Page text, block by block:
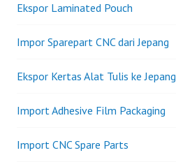
Ekspor Laminated Pouch
Impor Sparepart CNC dari Jepang
Ekspor Kertas Alat Tulis ke Jepang
Import Adhesive Film Packaging
Import CNC Spare Parts